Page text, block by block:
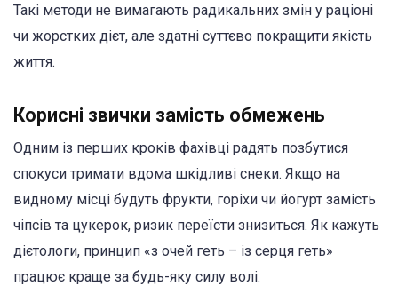
Такі методи не вимагають радикальних змін у раціоні
чи жорстких дієт, але здатні суттєво покращити якість
життя.
Корисні звички замість обмежень
Одним із перших кроків фахівці радять позбутися
спокуси тримати вдома шкідливі снеки. Якщо на
видному місці будуть фрукти, горіхи чи йогурт замість
чіпсів та цукерок, ризик переїсти знизиться. Як кажуть
дієтологи, принцип «з очей геть – із серця геть»
працює краще за будь-яку силу волі.